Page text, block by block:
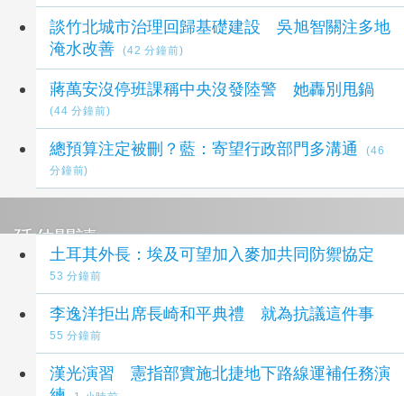
談竹北城市治理回歸基礎建設 吳旭智關注多地
淹水改善
(42 分鐘前)
蔣萬安沒停班課稱中央沒發陸警 她轟別甩鍋
(44 分鐘前)
總預算注定被刪？藍：寄望行政部門多溝通
(46
分鐘前)
延伸閱讀
土耳其外長：埃及可望加入麥加共同防禦協定
53 分鐘前
李逸洋拒出席長崎和平典禮 就為抗議這件事
55 分鐘前
漢光演習 憲指部實施北捷地下路線運補任務演